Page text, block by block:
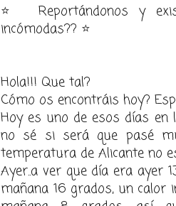
⭐️ Reportándonos y
incómodas?? ⭐️
Hola!!! Que tal?
Cómo os encontráis hoy?
Hoy es uno de esos días en
no sé si será que pasé
temperatura de Alicante no
Ayer..a ver que día era ayer
mañana 16 grados, un calor